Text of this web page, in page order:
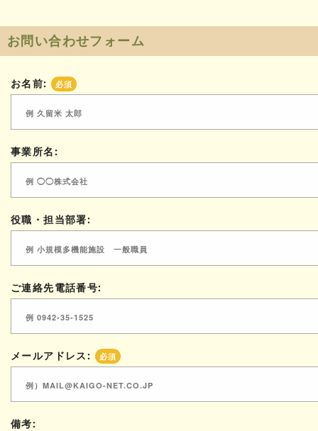
お問い合わせフォーム
お名前: 必須
事業所名:
役職・担当部署:
ご連絡先電話番号:
メールアドレス: 必須
備考: